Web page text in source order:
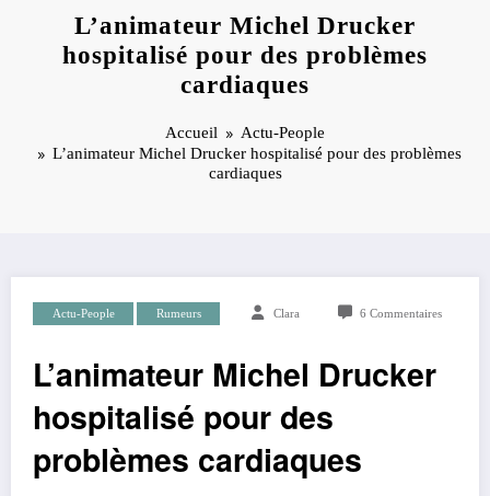
L’animateur Michel Drucker
hospitalisé pour des problèmes
cardiaques
Accueil
Actu-People
L’animateur Michel Drucker hospitalisé pour des problèmes
cardiaques
Actu-People Rumeurs Clara 6 Commentaires
L’animateur Michel Drucker
hospitalisé pour des
problèmes cardiaques